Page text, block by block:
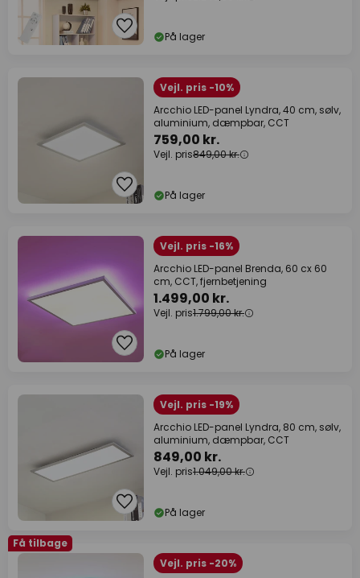
På lager
Vejl. pris -10%
Arcchio LED-panel Lyndra, 40 cm, sølv,
aluminium, dæmpbar, CCT
759,00 kr.
Vejl. pris849,00 kr.
På lager
Vejl. pris -16%
Arcchio LED-panel Brenda, 60 cx 60
cm, CCT, fjernbetjening
1.499,00 kr.
Vejl. pris1.799,00 kr.
På lager
Vejl. pris -19%
Arcchio LED-panel Lyndra, 80 cm, sølv,
aluminium, dæmpbar, CCT
849,00 kr.
Vejl. pris1.049,00 kr.
På lager
Få tilbage
Vejl. pris -20%